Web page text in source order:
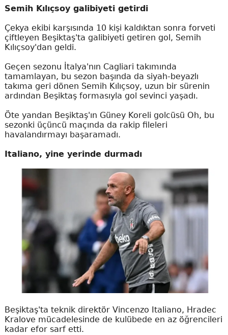
Semih Kılıçsoy galibiyeti getirdi
Çekya ekibi karşısında 10 kişi kaldıktan sonra forveti
çiftleyen Beşiktaş'ta galibiyeti getiren gol, Semih
Kılıçsoy'dan geldi.
Geçen sezonu İtalya'nın Cagliari takımında
tamamlayan, bu sezon başında da siyah-beyazlı
takıma geri dönen Semih Kılıçsoy, uzun bir sürenin
ardından Beşiktaş formasıyla gol sevinci yaşadı.
Öte yandan Beşiktaş'ın Güney Koreli golcüsü Oh, bu
sezonki üçüncü maçında da rakip fileleri
havalandırmayı başaramadı.
Italiano, yine yerinde durmadı
Beşiktaş'ta teknik direktör Vincenzo Italiano, Hradec
Kralove mücadelesinde de kulübede en az öğrencileri
kadar efor sarf etti.